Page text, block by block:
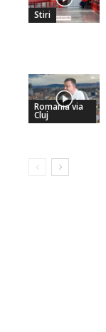
Stiri
Romania via
Cluj